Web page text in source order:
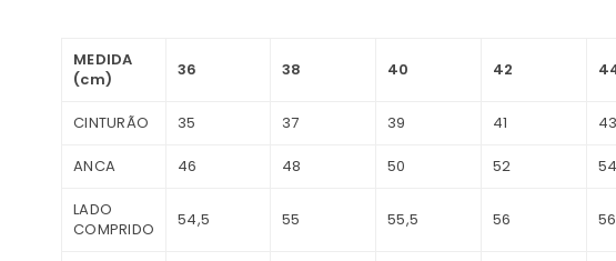
MEDIDA
(cm)
36 38 40 42
CINTURÃO 35 37 39 41 43
ANCA 46 48 50 52 54
LADO
COMPRIDO
54,5 55 55,5 56